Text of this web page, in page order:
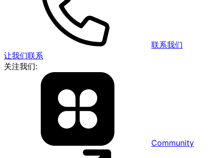
联系我们
让我们联系
关注我们:
Community